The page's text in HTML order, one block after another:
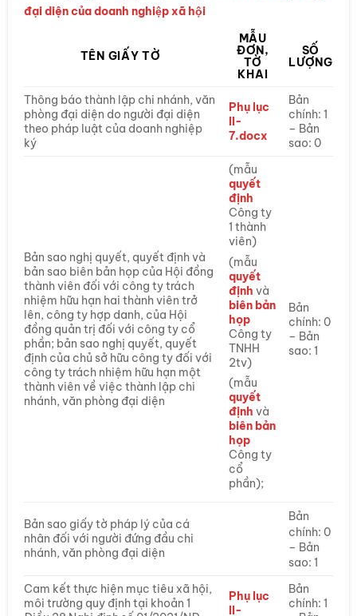
đại diện của doanh nghiệp xã hội
TÊN GIẤY TỜ
MẪU
ĐƠN,
TỜ
KHAI
SỐ
LƯỢNG
Thông báo thành lập chi nhánh, văn
phòng đại diện do người đại diện
theo pháp luật của doanh nghiệp
ký
Phụ lục
II-
7.docx
Bản
chính: 1
– Bản
sao: 0
Bản sao nghị quyết, quyết định và
bản sao biên bản họp của Hội đồng
thành viên đối với công ty trách
nhiệm hữu hạn hai thành viên trở
lên, công ty hợp danh, của Hội
đồng quản trị đối với công ty cổ
phần; bản sao nghị quyết, quyết
định của chủ sở hữu công ty đối với
công ty trách nhiệm hữu hạn một
thành viên về việc thành lập chi
nhánh, văn phòng đại diện
(mẫu
quyết
định
Công ty
1 thành
viên)
(mẫu
quyết
định và
biên bản
họp
Công ty
TNHH
2tv)
(mẫu
quyết
định và
biên bản
họp
Công ty
cổ
phần);
Bản
chính: 0
– Bản
sao: 1
Bản sao giấy tờ pháp lý của cá
nhân đối với người đứng đầu chi
nhánh, văn phòng đại diện
Bản
chính: 0
– Bản
sao: 1
Cam kết thực hiện mục tiêu xã hội,
môi trường quy định tại khoản 1
Phụ lục
II-
Bản
chính: 1